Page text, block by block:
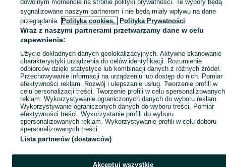
dowolnym momencie na stronie polityki prywatności. Te wybory będą
sygnalizowane naszym partnerom i nie będą miały wpływu na dane
przeglądania. Polityka cookies, Polityka Prywatności
Wraz z naszymi partnerami przetwarzamy dane w celu
zapewnienia:
Użycie dokładnych danych geolokalizacyjnych. Aktywne skanowanie
charakterystyki urządzenia do celów identyfikacji. Rozumienie
odbiorców dzięki statystyce lub kombinacji danych z różnych źródeł.
Przechowywanie informacji na urządzeniu lub dostęp do nich. Pomiar
efektywności reklam. Rozwój i ulepszanie usług. Tworzenie profili w
celu personalizacji treści. Tworzenie profili w celu spersonalizowanych
reklam. Wykorzystywanie ograniczonych danych do wyboru reklam.
Wykorzystywanie ograniczonych danych do wyboru treści. Pomiar
efektywności treści. Wykorzystanie profili do wyboru
spersonalizowanych reklam. Wykorzystywanie profili w celu doboru
spersonalizowanych treści.
Lista partnerów (dostawców)
Akceptuj wszystkie